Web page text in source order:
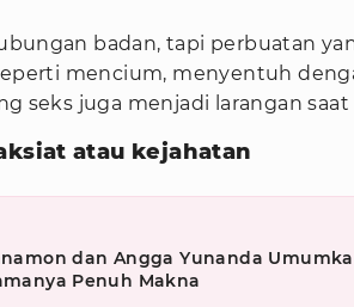
badan, tapi perbuatan
mencium, menyentuh
seks juga menjadi larangan
atau kejahatan
dan Angga Yunanda
Penuh Makna